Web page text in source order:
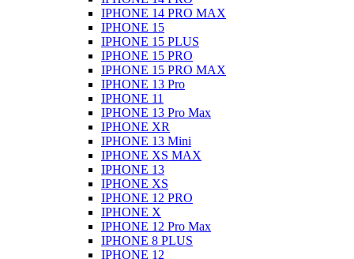
IPHONE 14 PRO MAX
IPHONE 15
IPHONE 15 PLUS
IPHONE 15 PRO
IPHONE 15 PRO MAX
IPHONE 13 Pro
IPHONE 11
IPHONE 13 Pro Max
IPHONE XR
IPHONE 13 Mini
IPHONE XS MAX
IPHONE 13
IPHONE XS
IPHONE 12 PRO
IPHONE X
IPHONE 12 Pro Max
IPHONE 8 PLUS
IPHONE 12